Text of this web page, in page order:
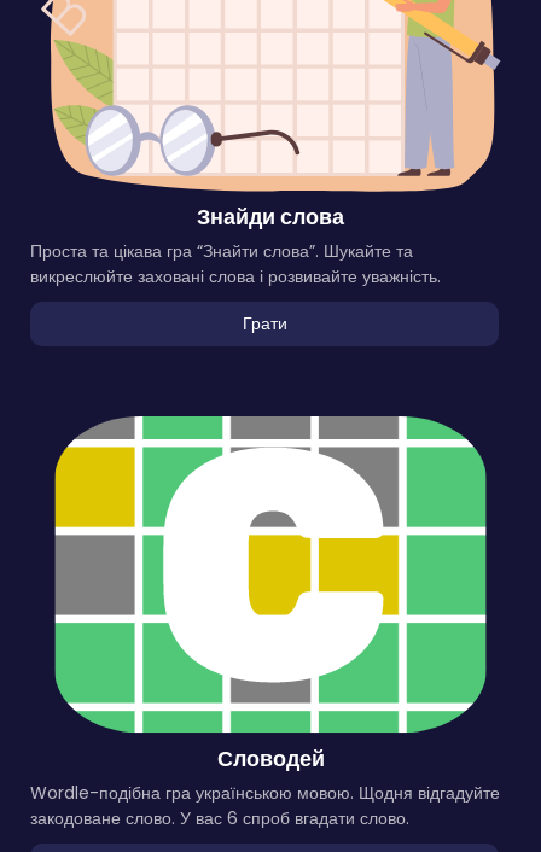
Знайди слова
Проста та цікава гра “Знайти слова”. Шукайте та
викреслюйте заховані слова і розвивайте уважність.
Грати
Словодей
Wordle-подібна гра українською мовою. Щодня відгадуйте
закодоване слово. У вас 6 спроб вгадати слово.